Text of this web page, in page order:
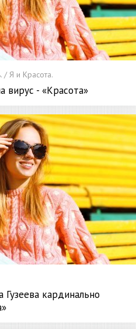
/ Я и Красота.
вирус - «Красота»
кардинально